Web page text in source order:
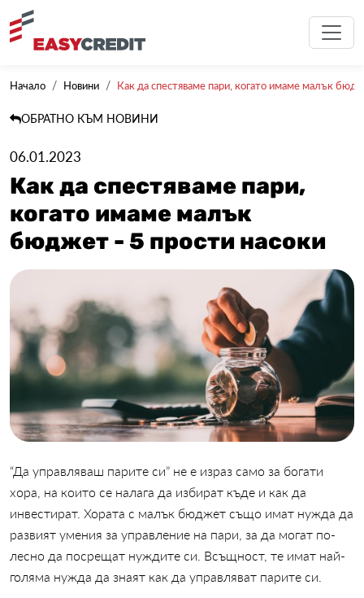
Начало Новини Как да спестяваме пари, когато имаме малък
ОБРАТНО КЪМ НОВИНИ
06.01.2023
Как да спестяваме пари,
когато имаме малък
бюджет - 5 прости насоки
“Да управляваш парите си” не е израз само за богати
хора, на които се налага да избират къде и как да
инвестират. Хората с малък бюджет също имат нужда да
развият умения за управление на пари, за да могат по-
лесно да посрещат нуждите си. Всъщност, те имат най-
голяма нужда да знаят как да управляват парите си.